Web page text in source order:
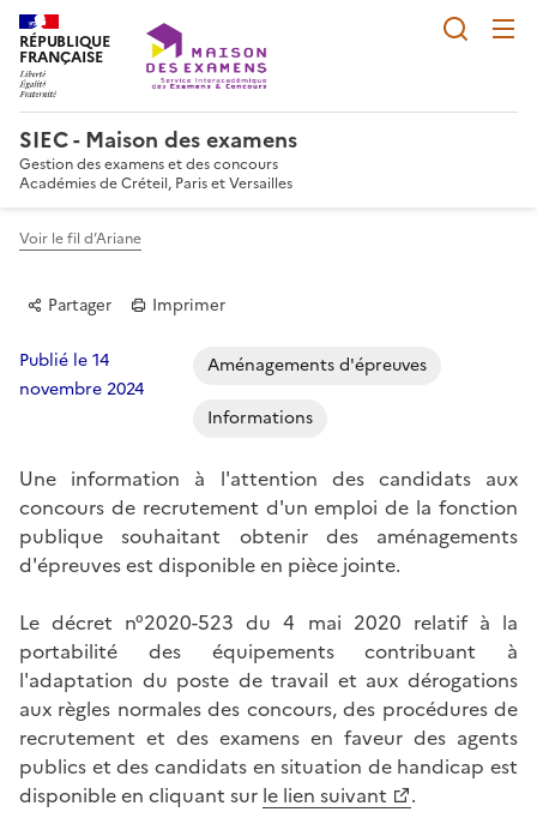
RÉPUBLIQUE
FRANÇAISE
SIEC - Maison des examens
Gestion des examens et des concours
Académies de Créteil, Paris et Versailles
Voir le fil d’Ariane
Partager Imprimer
Partager sur Facebook
Partager sur Twitter
Partager sur LinkedIn
Partager par email
Publié le 14
novembre 2024
Aménagements d'épreuves
Informations
Une information à l'attention des candidats aux
concours de recrutement d'un emploi de la fonction
publique souhaitant obtenir des aménagements
d'épreuves est disponible en pièce jointe.
Le décret n°2020-523 du 4 mai 2020 relatif à la
portabilité des équipements contribuant à
l'adaptation du poste de travail et aux dérogations
aux règles normales des concours, des procédures de
recrutement et des examens en faveur des agents
publics et des candidats en situation de handicap est
disponible en cliquant sur le lien suivant
.